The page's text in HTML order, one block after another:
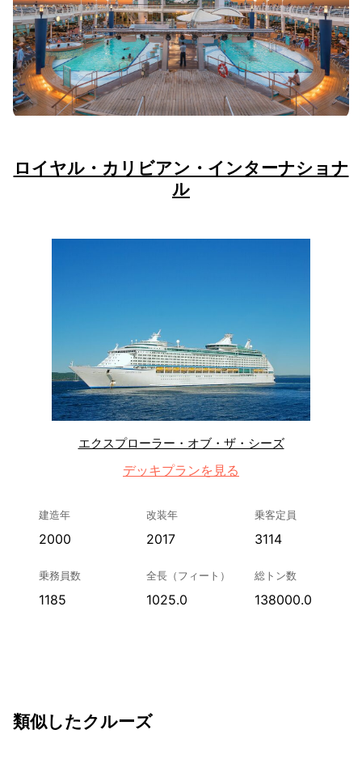
ロイヤル・カリビアン・インターナショナ
ル
エクスプローラー・オブ・ザ・シーズ
デッキプランを見る
建造年
2000
改装年
2017
乗客定員
3114
乗務員数
1185
全長（フィート）
1025.0
総トン数
138000.0
類似したクルーズ